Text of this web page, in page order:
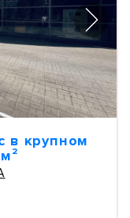
в крупном